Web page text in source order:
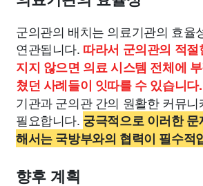
군의관의 배치는 의료기관의 효율
연관됩니다. 따라서 군의관의 적
지지 않으면 의료 시스템 전체에
쳤던 사례들이 잇따를 수 있습니다.
기관과 군의관 간의 원활한 커뮤
필요합니다. 궁극적으로 이러한
해서는 국방부와의 협력이 필수적
향후 계획